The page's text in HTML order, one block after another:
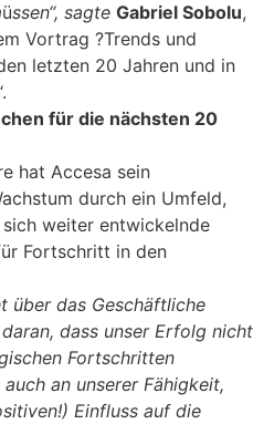
üssen“, sagte Gabriel Sobolu,
Vortrag ?Trends und
letzten 20 Jahren und in
für die nächsten 20
hat Accesa sein
durch ein Umfeld,
weiter entwickelnde
Fortschritt in den
über das Geschäftliche
dass unser Erfolg nicht
Fortschritten
an unserer Fähigkeit,
Einfluss auf die